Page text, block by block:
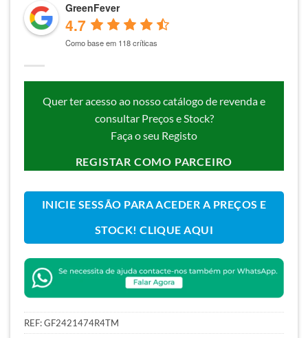
GreenFever
4.7
Como base em 118 críticas
Quer ter acesso ao nosso catálogo de revenda e
consultar Preços e Stock?
Faça o seu Registo
REGISTAR COMO PARCEIRO
INICIE SESSÃO PARA ACEDER A PREÇOS E
STOCK! CLIQUE AQUI
REF:GF2421474R4TM